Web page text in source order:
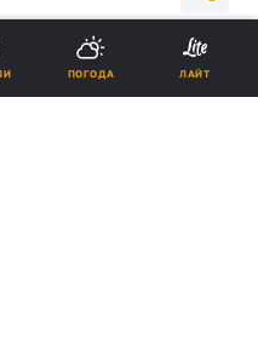
нас в Google
ПОГОДА ЛАЙТ